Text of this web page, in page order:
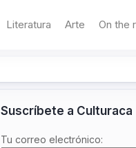
Literatura Arte On the
Suscríbete a Culturaca
Tu correo electrónico: